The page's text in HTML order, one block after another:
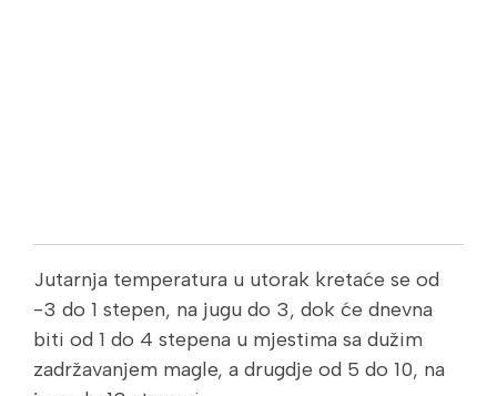
Jutarnja temperatura u utorak kretaće se od
-3 do 1 stepen, na jugu do 3, dok će dnevna
biti od 1 do 4 stepena u mjestima sa dužim
zadržavanjem magle, a drugdje od 5 do 10, na